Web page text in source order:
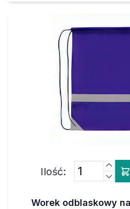
Ilość:
Worek odblaskowy